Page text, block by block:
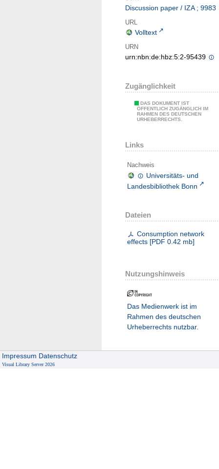
Discussion paper / IZA ; 9983
URL
Volltext
URN
urn:nbn:de:hbz:5:2-95439
Zugänglichkeit
DAS DOKUMENT IST
ÖFFENTLICH ZUGÄNGLICH IM
RAHMEN DES DEUTSCHEN
URHEBERRECHTS.
Links
Nachweis
Universitäts- und
Landesbibliothek Bonn
Dateien
Consumption network
effects [PDF 0.42 mb]
Nutzungshinweis
Das Medienwerk ist im
Rahmen des deutschen
Urheberrechts nutzbar.
Impressum Datenschutz
Visual Library Server 2026